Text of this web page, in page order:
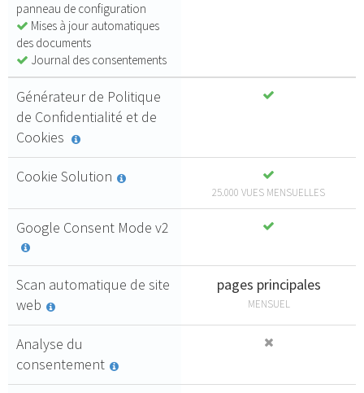
panneau de configuration
Mises à jour automatiques
des documents
Journal des consentements
Générateur de Politique
de Confidentialité et de
Cookies
Cookie Solution
25.000 VUES MENSUELLES
Google Consent Mode v2
Scan automatique de site
web
pages principales
MENSUEL
Analyse du
consentement